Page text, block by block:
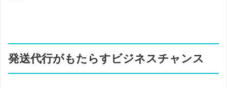
発送代行がもたらすビジネスチャンス